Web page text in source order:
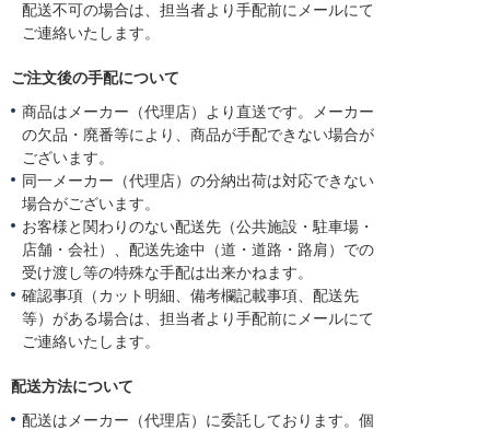
配送不可の場合は、担当者より手配前にメールにて
ご連絡いたします。
ご注文後の手配について
商品はメーカー（代理店）より直送です。メーカー
の欠品・廃番等により、商品が手配できない場合が
ございます。
同一メーカー（代理店）の分納出荷は対応できない
場合がございます。
お客様と関わりのない配送先（公共施設・駐車場・
店舗・会社）、配送先途中（道・道路・路肩）での
受け渡し等の特殊な手配は出来かねます。
確認事項（カット明細、備考欄記載事項、配送先
等）がある場合は、担当者より手配前にメールにて
ご連絡いたします。
配送方法について
配送はメーカー（代理店）に委託しております。個